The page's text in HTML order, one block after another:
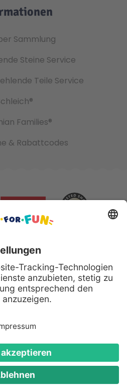
Sammlung
Steine Service
Teile Service
Families®
& Rabattcodes
mit:
und Logos sind eingetragene
jeweiligen Hersteller.
Toys for Fun GmbH - Alle
vorbehalten